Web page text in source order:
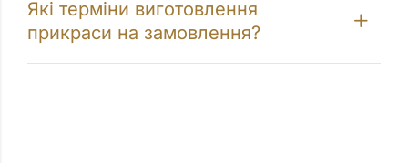
Які терміни виготовлення
прикраси на замовлення?